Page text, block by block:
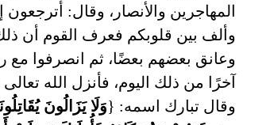
المهاجرين والأنصار، وقال:
وألف بين قلوبكم فعرف القوم أن
وعانق بعضهم بعضًا، ثم انصرفوا مع
آخرًا من ذلك اليوم، فأنزل الله تعالى
وقال تبارك اسمه: {وَلَا يَزَالُونَ